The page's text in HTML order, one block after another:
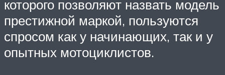
которого позволяют назвать модель
престижной маркой, пользуются
спросом как у начинающих, так и у
опытных мотоциклистов.